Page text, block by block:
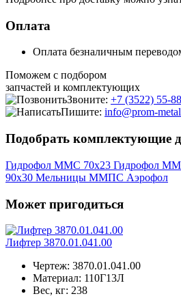
Оплата
Оплата безналичным
Поможем с подбором
запчастей и комплектующих
Звоните: +7 (3522) 55-
Пишите: info@prom-
Подобрать комплектующие
Гидрофол ММС 70х23 Гидрофол
90х30 Мельницы ММПС Аэрофол
Может пригодиться
Лифтер 3870.01.041.00
Чертеж: 3870.01.041.00
Материал: 110Г13Л
Вес, кг: 238